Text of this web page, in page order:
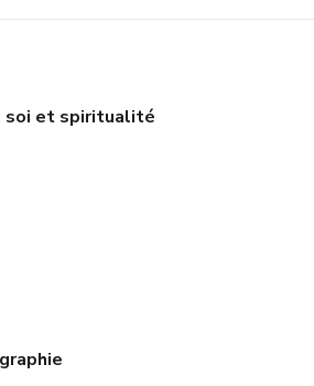
soi et spiritualité